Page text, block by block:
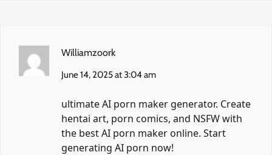
Williamzoork
June 14, 2025 at 3:04 am
ultimateAI porn maker generator. Create
hentai art, porn comics, and NSFW with
the best AI porn maker online. Start
generating AI porn now!